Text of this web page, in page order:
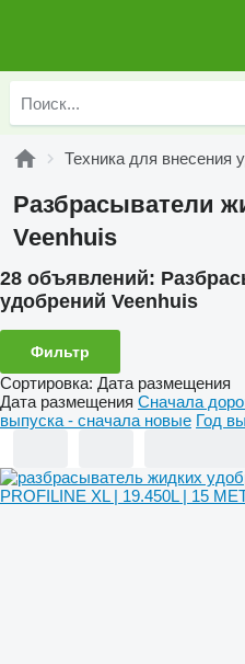
Техника для внесения
Разбрасыватели
Veenhuis
28 объявлений:
удобрений Veenhuis
Фильтр
Сортировка: Дата размещения
Дата размещения Сначала
выпуска - сначала новые Год